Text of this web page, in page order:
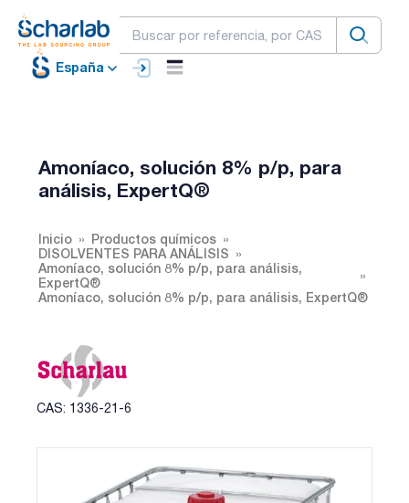
España
Amoníaco, solución 8% p/p, para
análisis, ExpertQ®
Inicio
Productos químicos
DISOLVENTES PARA ANÁLISIS
Amoníaco, solución 8% p/p, para análisis,
ExpertQ®
Amoníaco, solución 8% p/p, para análisis, ExpertQ®
CAS: 1336-21-6